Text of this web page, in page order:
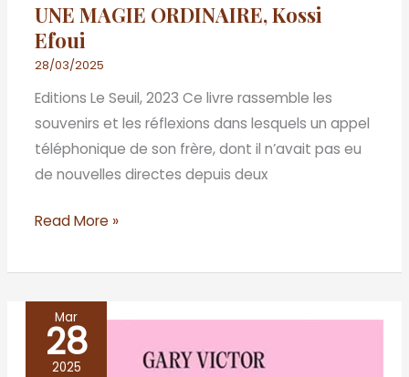
UNE MAGIE ORDINAIRE, Kossi
Efoui
28/03/2025
Editions Le Seuil, 2023 Ce livre rassemble les
souvenirs et les réflexions dans lesquels un appel
téléphonique de son frère, dont il n’avait pas eu
de nouvelles directes depuis deux
Read More »
Mar
28
2025
VIOLON